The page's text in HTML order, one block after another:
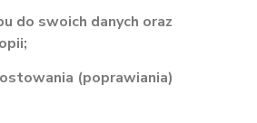
do swoich danych oraz
(poprawiania)